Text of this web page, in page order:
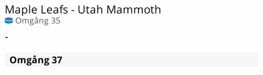
Maple Leafs - Utah Mammoth
Omgång 35
-
Omgång 37